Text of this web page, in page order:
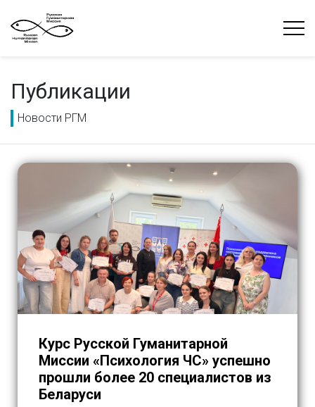
Публикации
Новости РГМ
Курс Русской Гуманитарной
Миссии «Психология ЧС» успешно
прошли более 20 специалистов из
Беларуси